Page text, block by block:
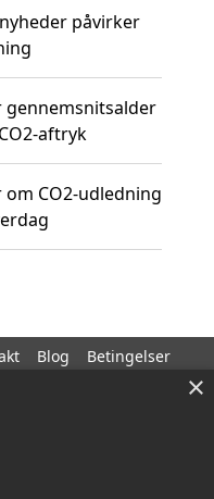
påvirker
gennemsnitsalder
aftryk
CO2-udledning
Blog Betingelser
×